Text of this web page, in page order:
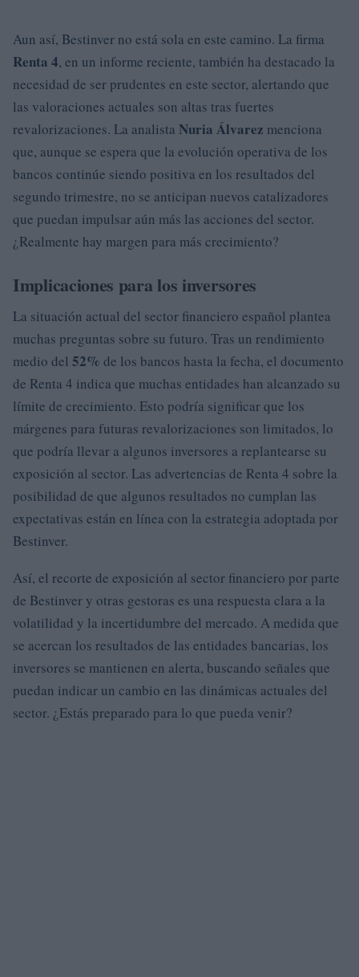
Aun así, Bestinver no está sola en este camino. La firma
Renta 4, en un informe reciente, también ha destacado la
necesidad de ser prudentes en este sector, alertando que
las valoraciones actuales son altas tras fuertes
revalorizaciones. La analista Nuria Álvarez menciona
que, aunque se espera que la evolución operativa de los
bancos continúe siendo positiva en los resultados del
segundo trimestre, no se anticipan nuevos catalizadores
que puedan impulsar aún más las acciones del sector.
¿Realmente hay margen para más crecimiento?
Implicaciones para los inversores
La situación actual del sector financiero español plantea
muchas preguntas sobre su futuro. Tras un rendimiento
medio del 52% de los bancos hasta la fecha, el documento
de Renta 4 indica que muchas entidades han alcanzado su
límite de crecimiento. Esto podría significar que los
márgenes para futuras revalorizaciones son limitados, lo
que podría llevar a algunos inversores a replantearse su
exposición al sector. Las advertencias de Renta 4 sobre la
posibilidad de que algunos resultados no cumplan las
expectativas están en línea con la estrategia adoptada por
Bestinver.
Así, el recorte de exposición al sector financiero por parte
de Bestinver y otras gestoras es una respuesta clara a la
volatilidad y la incertidumbre del mercado. A medida que
se acercan los resultados de las entidades bancarias, los
inversores se mantienen en alerta, buscando señales que
puedan indicar un cambio en las dinámicas actuales del
sector. ¿Estás preparado para lo que pueda venir?